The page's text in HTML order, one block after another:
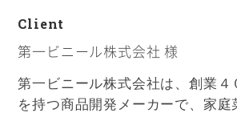
Client
第一ビニール株式会社 様
第一ビニール株式会社は、創業４
を持つ商品開発メーカーで、家庭